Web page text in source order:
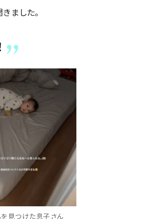
ました。
見つけた息子さん